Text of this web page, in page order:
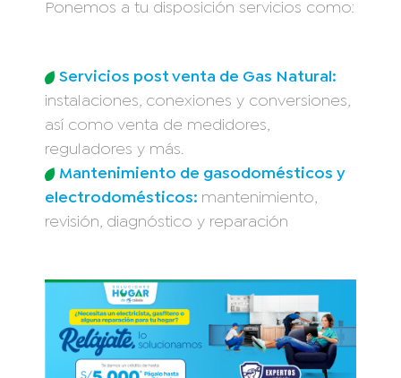
Ponemos a tu disposición servicios como:
Servicios post venta de Gas Natural:
instalaciones, conexiones y conversiones,
así como venta de medidores,
reguladores y más.
Mantenimiento de gasodomésticos y
electrodomésticos: mantenimiento,
revisión, diagnóstico y reparación